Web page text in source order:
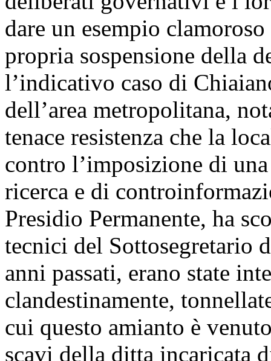
dare un esempio
propria sospensione della
l’indicativo caso di
dell’area metropolitana,
tenace resistenza che la
contro l’imposizione di
ricerca e di
Presidio Permanente, ha
tecnici del Sottosegretario
anni passati, erano state
clandestinamente,
cui questo amianto è
scavi della ditta incaricata